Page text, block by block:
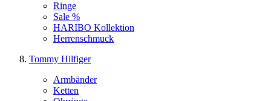
Ringe
Sale %
HARIBO Kollektion
Herrenschmuck
Tommy Hilfiger
Armbänder
Ketten